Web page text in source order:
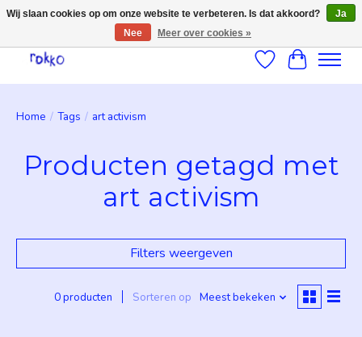
Verlanglijst
Home / Tags / art activism
Producten getagd met
art activism
Filters weergeven
0 producten Sorteren op Meest bekeken
Wij slaan cookies op om onze website te verbeteren. Is dat akkoord?
Ja
Nee
Meer over cookies »